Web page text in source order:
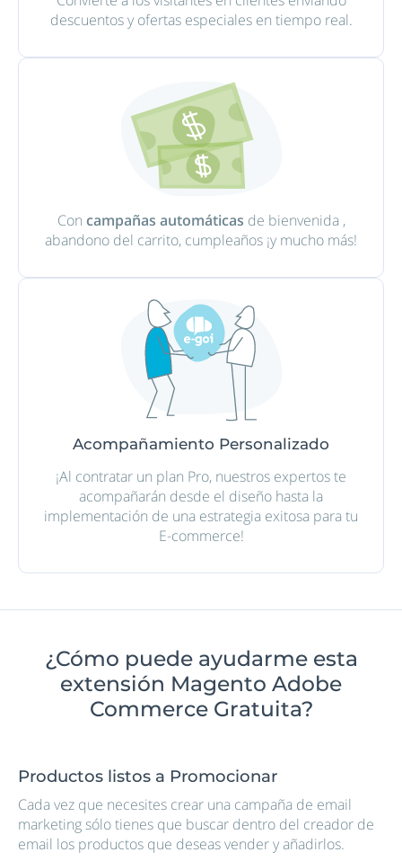
descuentos y ofertas especiales en tiempo real.
Con campañas automáticas de bienvenida ,
abandono del carrito, cumpleaños ¡y mucho más!
Acompañamiento Personalizado
¡Al contratar un plan Pro, nuestros expertos te
acompañarán desde el diseño hasta la
implementación de una estrategia exitosa para tu
E-commerce!
¿Cómo puede ayudarme esta
extensión Magento Adobe
Commerce Gratuita?
Productos listos a Promocionar
Cada vez que necesites crear una campaña de email
marketing sólo tienes que buscar dentro del creador de
email los productos que deseas vender y añadirlos.